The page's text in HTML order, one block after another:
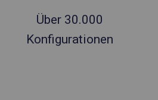
Über 30.000
Konfigurationen